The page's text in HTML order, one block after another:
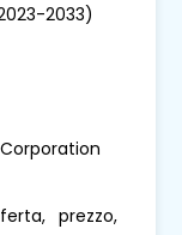
2033)
prezzo,